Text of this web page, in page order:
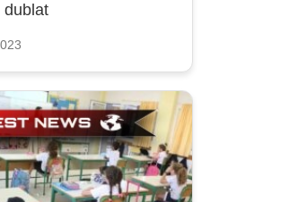
dublat